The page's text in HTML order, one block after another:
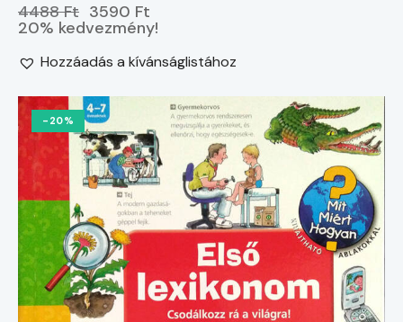
4488 Ft 3590 Ft
20% kedvezmény!
Hozzáadás a kívánságlistához
-20%